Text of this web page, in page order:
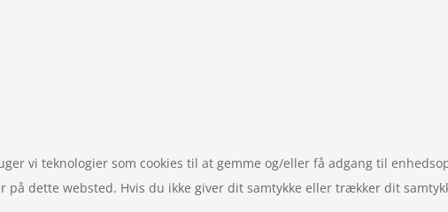
vi teknologier som cookies til at gemme og/eller få adgang til
dette websted. Hvis du ikke giver dit samtykke eller trækker dit